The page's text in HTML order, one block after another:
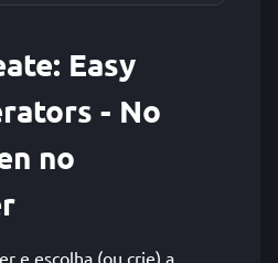
Easy
- No
no
e escolha (ou crie) a